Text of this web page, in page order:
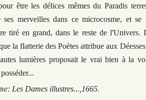
être les délices mêmes du Paradis
ses merveilles dans ce microcosme, et
tiré en grand, dans le reste de l'Univers.
la flatterie des Poètes attribue aux
lumières proposait le vrai bien à la
Les Dames illustres...,1665.